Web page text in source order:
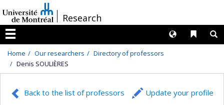
au
contenu
/Research
Menu
Liens
Langues
Home Our researchers
Directory of professors
Denis SOULIÈRES
Back to the list of professors Update your profile